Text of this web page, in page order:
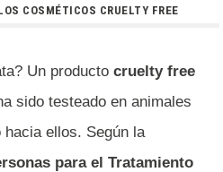
COSMÉTICOS CRUELTY FREE
Un producto cruelty free
sido testeado en animales
ellos. Según la
para el Tratamiento